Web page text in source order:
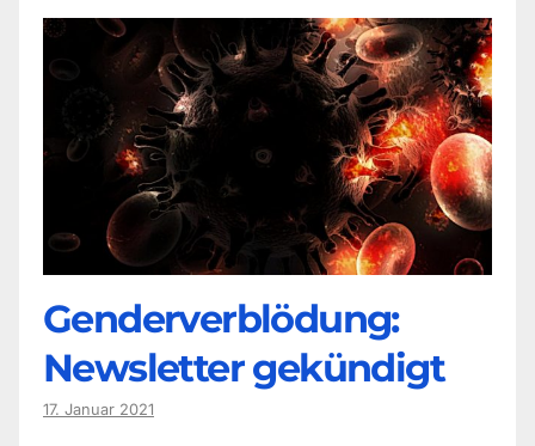
Genderverblödung:
Newsletter gekündigt
17. Januar 2021